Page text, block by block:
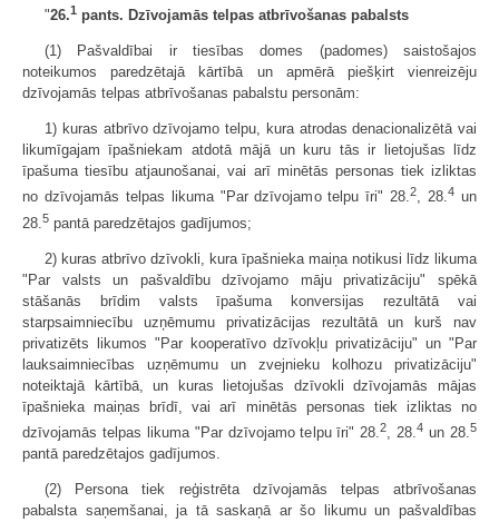
"26.1 pants. Dzīvojamās telpas atbrīvošanas pabalsts
(1) Pašvaldībai ir tiesības domes (padomes) saistošajos
noteikumos paredzētajā kārtībā un apmērā piešķirt vienreizēju
dzīvojamās telpas atbrīvošanas pabalstu personām:
1) kuras atbrīvo dzīvojamo telpu, kura atrodas denacionalizētā vai
likumīgajam īpašniekam atdotā mājā un kuru tās ir lietojušas līdz
īpašuma tiesību atjaunošanai, vai arī minētās personas tiek izliktas
no dzīvojamās telpas likuma "Par dzīvojamo telpu īri" 28.2, 28.4 un
28.5 pantā paredzētajos gadījumos;
2) kuras atbrīvo dzīvokli, kura īpašnieka maiņa notikusi līdz likuma
"Par valsts un pašvaldību dzīvojamo māju privatizāciju" spēkā
stāšanās brīdim valsts īpašuma konversijas rezultātā vai
starpsaimniecību uzņēmumu privatizācijas rezultātā un kurš nav
privatizēts likumos "Par kooperatīvo dzīvokļu privatizāciju" un "Par
lauksaimniecības uzņēmumu un zvejnieku kolhozu privatizāciju"
noteiktajā kārtībā, un kuras lietojušas dzīvokli dzīvojamās mājas
īpašnieka maiņas brīdī, vai arī minētās personas tiek izliktas no
dzīvojamās telpas likuma "Par dzīvojamo telpu īri" 28.2, 28.4 un 28.5
pantā paredzētajos gadījumos.
(2) Persona tiek reģistrēta dzīvojamās telpas atbrīvošanas
pabalsta saņemšanai, ja tā saskaņā ar šo likumu un pašvaldības